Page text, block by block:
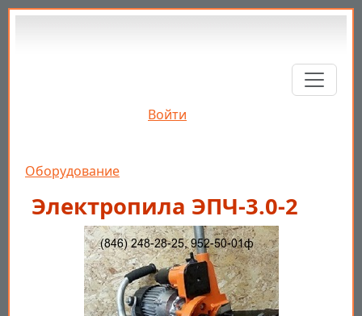
Перейти к основному содержанию
Войти
Строка навигации
Оборудование
Электропила ЭПЧ-3.0-2